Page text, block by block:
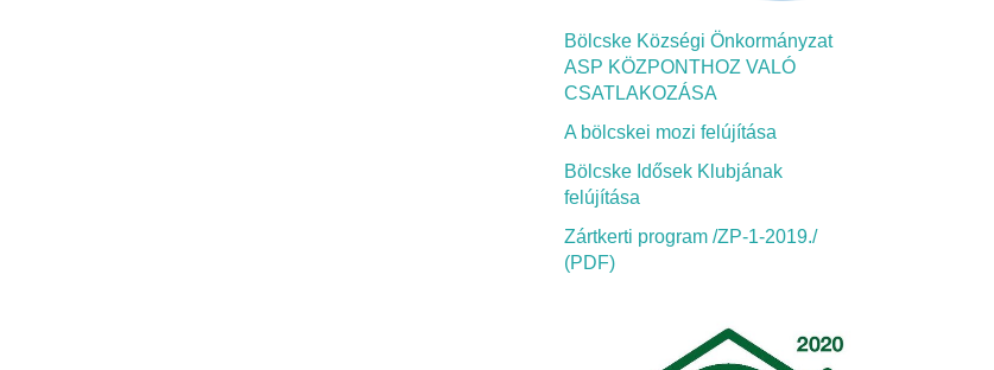
Bölcske Községi Önkormányzat
ASP KÖZPONTHOZ VALÓ
CSATLAKOZÁSA
A bölcskei mozi felújítása
Bölcske Idősek Klubjának
felújítása
Zártkerti program /ZP-1-2019./
(PDF)